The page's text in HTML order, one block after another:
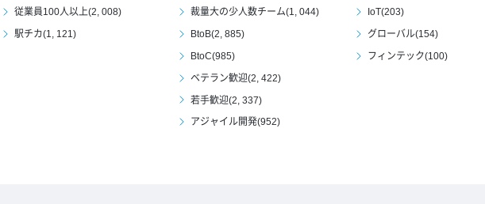
従業員100人以上(2, 008)
駅チカ(1, 121)
裁量大の少人数チーム(1, 044)
BtoB(2, 885)
BtoC(985)
ベテラン歓迎(2, 422)
若手歓迎(2, 337)
アジャイル開発(952)
IoT(203)
グローバル(154)
フィンテック(100)